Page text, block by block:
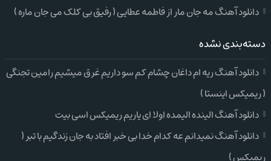
دانلود آهنگ مه جان مار از فاطمه عطایی ( رفیق بی کلک می جان ماره )
دسته‌بندی نشده
دانلود آهنگ ریه ام داغان چشام کم سو داریم غرق میشیم رامین تجنگی
( ریمیکس اینستا )
دانلود آهنگ الینده الیمده اولا ای یاریم ریمیکس اسی بیت
دانلود آهنگ نمیدانم عه کدام خدا بی خبر افتاد به جان زندگیم با تبر (
ریمیکس )